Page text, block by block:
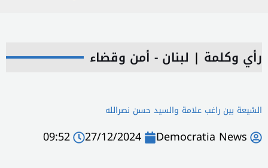
رأي وكلمة | لبنان - أمن وقضاء
الشيعة بين راغب علامة والسيد حسن نصرالله
Democratia News
27/12/2024
09:52